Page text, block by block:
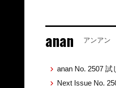
anan アンアン
anan No. 2507 試
Next Issue No.